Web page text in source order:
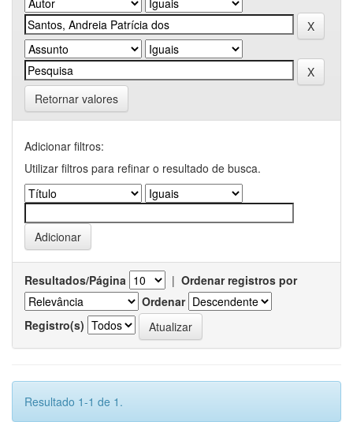
Retornar valores
Adicionar filtros:
Utilizar filtros para refinar o resultado de busca.
Resultados/Página | Ordenar registros por
Ordenar
Registro(s)
Resultado 1-1 de 1.